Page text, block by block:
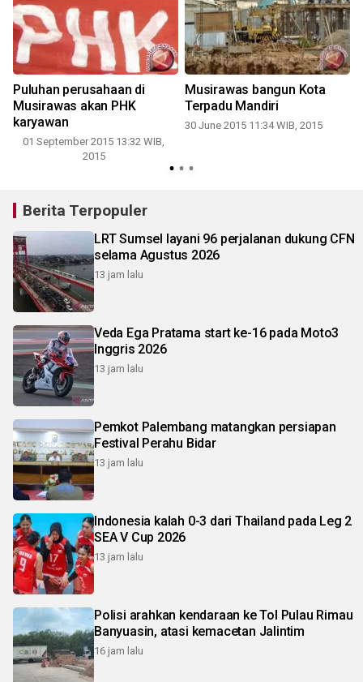
Puluhan perusahaan di
Musirawas akan PHK
karyawan
01 September 2015 13:32 WIB,
2015
Musirawas bangun Kota
Terpadu Mandiri
30 June 2015 11:34 WIB, 2015
Berita Terpopuler
LRT Sumsel layani 96 perjalanan dukung CFN
selama Agustus 2026
13 jam lalu
Veda Ega Pratama start ke-16 pada Moto3
Inggris 2026
13 jam lalu
Pemkot Palembang matangkan persiapan
Festival Perahu Bidar
13 jam lalu
Indonesia kalah 0-3 dari Thailand pada Leg 2
SEA V Cup 2026
13 jam lalu
Polisi arahkan kendaraan ke Tol Pulau Rimau
Banyuasin, atasi kemacetan Jalintim
16 jam lalu